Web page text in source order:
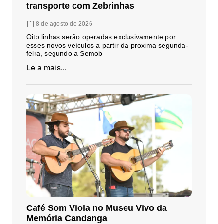
transporte com Zebrinhas
8 de agosto de 2026
Oito linhas serão operadas exclusivamente por
esses novos veículos a partir da proxima segunda-
feira, segundo a Semob
Leia mais...
Café Som Viola no Museu Vivo da
Memória Candanga